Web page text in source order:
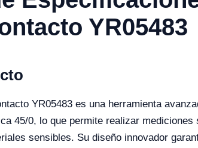
YR05483
YR05483 es una herramienta
45/0, lo que permite realizar
sensibles. Su diseño innovador